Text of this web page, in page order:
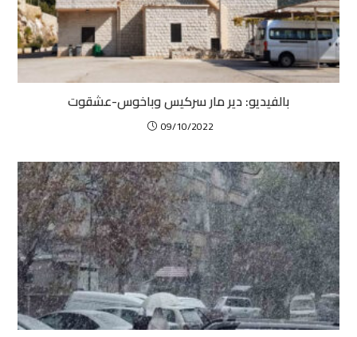
بالفيديو: دير مار سركيس وباخوس-عشقوت
09/10/2022